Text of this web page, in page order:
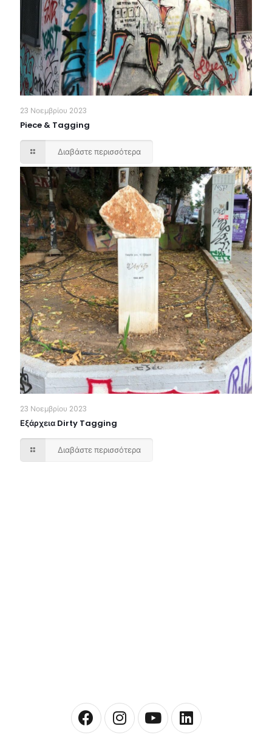
23 Νοεμβρίου 2023
Piece & Tagging
Διαβάστε περισσότερα
23 Νοεμβρίου 2023
Εξάρχεια Dirty Tagging
Διαβάστε περισσότερα